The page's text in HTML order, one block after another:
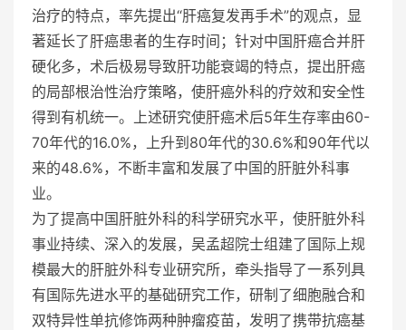
治疗的特点，率先提出“肝癌复发再手术”的观点，显
著延长了肝癌患者的生存时间；针对中国肝癌合并肝
硬化多，术后极易导致肝功能衰竭的特点，提出肝癌
的局部根治性治疗策略，使肝癌外科的疗效和安全性
得到有机统一。上述研究使肝癌术后5年生存率由60-
70年代的16.0%，上升到80年代的30.6%和90年代以
来的48.6%，不断丰富和发展了中国的肝脏外科事
业。
为了提高中国肝脏外科的科学研究水平，使肝脏外科
事业持续、深入的发展，吴孟超院士组建了国际上规
模最大的肝脏外科专业研究所，牵头指导了一系列具
有国际先进水平的基础研究工作，研制了细胞融合和
双特异性单抗修饰两种肿瘤疫苗，发明了携带抗癌基